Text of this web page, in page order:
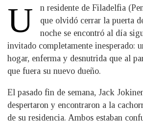
U
n residente de Filadelfia
que olvidó cerrar la puerta
noche se encontró al día
invitado completamente inesperado:
hogar, enferma y desnutrida que al
que fuera su nuevo dueño.
El pasado fin de semana, Jack
despertaron y encontraron a la
de su residencia. Ambos estaban